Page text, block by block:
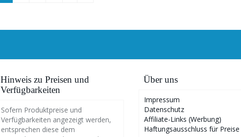
Hinweis zu Preisen und
Verfügbarkeiten
Sofern Produktpreise und
Verfügbarkeiten angezeigt werden,
entsprechen diese dem
Über uns
Impressum
Datenschutz
Affiliate-Links (Werbung)
Haftungsausschluss für Preise